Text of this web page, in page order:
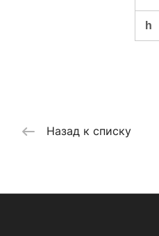
h
Назад к списку